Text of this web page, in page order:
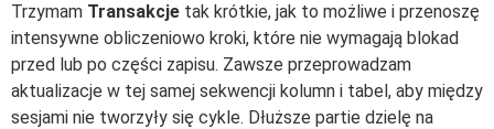
Trzymam Transakcje tak krótkie, jak to możliwe i przenoszę
intensywne obliczeniowo kroki, które nie wymagają blokad
przed lub po części zapisu. Zawsze przeprowadzam
aktualizacje w tej samej sekwencji kolumn i tabel, aby między
sesjami nie tworzyły się cykle. Dłuższe partie dzielę na